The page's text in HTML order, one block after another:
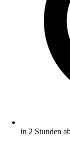
in 2 Stunden